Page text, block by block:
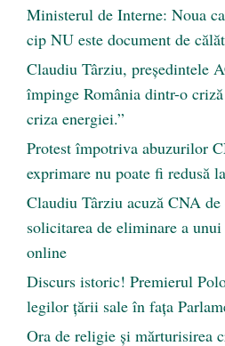
Ministerul de Interne: Noua
cip NU este document de
Claudiu Târziu, președintele
împinge România dintr-o
criza energiei.”
Protest împotriva abuzurilor
exprimare nu poate fi redusă
Claudiu Târziu acuză CNA de
solicitarea de eliminare a
online
Discurs istoric! Premierul
legilor țării sale în fața
Ora de religie şi mărturisirea